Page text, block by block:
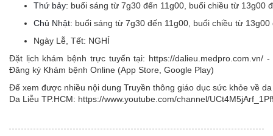
Thứ bảy: buổi sáng từ 7g30 đến 11g00, buổi chiều từ 13g00
Chủ Nhật: buổi sáng từ 7g30 đến 11g00, buổi chiều từ 13g00
Ngày Lễ, Tết: NGHỈ
Đặt lịch khám bệnh trực tuyến tại: https://dalieu.medpro.com.vn/
Đăng ký Khám bệnh Online (App Store, Google Play)
Để xem được nhiều nội dung Truyền thông giáo dục sức khỏe về
Da Liễu TP.HCM: https://www.youtube.com/channel/